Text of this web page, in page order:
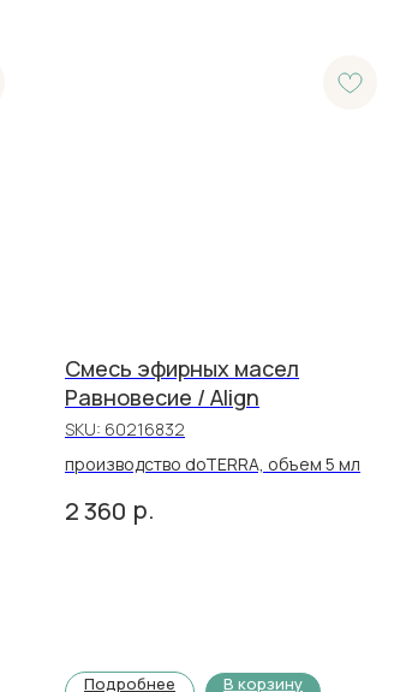
Смесь эфирных масел
Равновесие / Align
SKU: 60216832
производство doTERRA, объем 5 мл
2 360 р.
Подробнее В корзину